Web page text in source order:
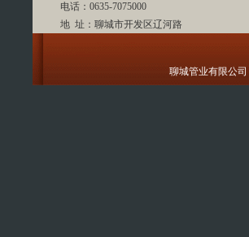
电话：0635-7075000
地 址：聊城市开发区辽河路
聊城管业有限公